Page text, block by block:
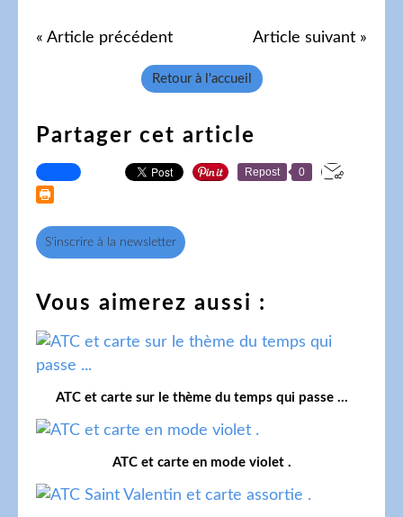
« Article précédent Article suivant »
Retour à l'accueil
Partager cet article
Repost 0
S'inscrire à la newsletter
Vous aimerez aussi :
ATC et carte sur le thème du temps qui passe ...
ATC et carte en mode violet .